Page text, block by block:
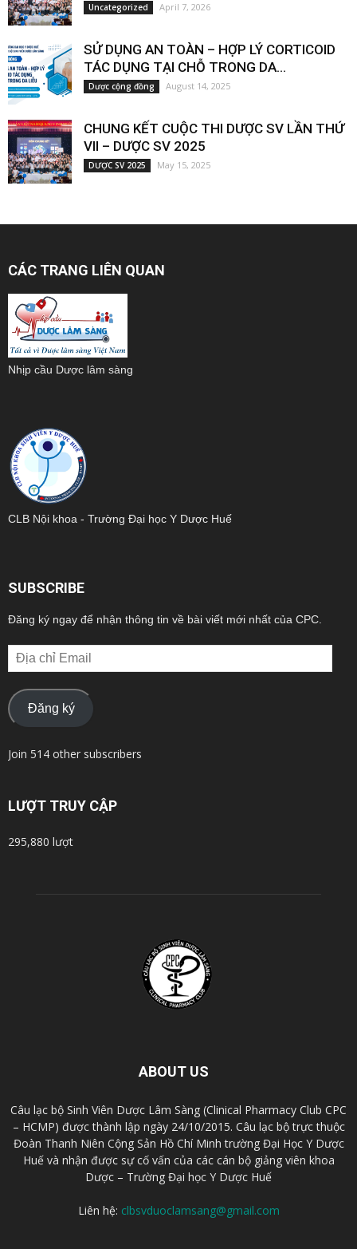
Uncategorized April 7, 2026
SỬ DỤNG AN TOÀN – HỢP LÝ CORTICOID
TÁC DỤNG TẠI CHỖ TRONG DA...
Dược cộng đồng August 14, 2025
CHUNG KẾT CUỘC THI DƯỢC SV LẦN THỨ
VII – DƯỢC SV 2025
DƯỢC SV 2025 May 15, 2025
CÁC TRANG LIÊN QUAN
Nhịp cầu Dược lâm sàng
CLB Nội khoa - Trường Đại học Y Dược Huế
SUBSCRIBE
Đăng ký ngay để nhận thông tin về bài viết mới nhất của CPC.
Địa
chỉ
Đăng ký
Join 514 other subscribers
LƯỢT TRUY CẬP
295,880 lượt
ABOUT US
Câu lạc bộ Sinh Viên Dược Lâm Sàng (Clinical Pharmacy Club CPC
– HCMP) được thành lập ngày 24/10/2015. Câu lạc bộ trực thuộc
Đoàn Thanh Niên Cộng Sản Hồ Chí Minh trường Đại Học Y Dược
Huế và nhận được sự cố vấn của các cán bộ giảng viên khoa
Dược – Trường Đại học Y Dược Huế
Liên hệ: clbsvduoclamsang@gmail.com